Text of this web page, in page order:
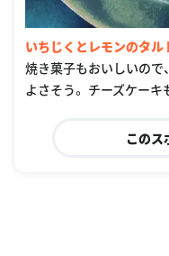
いちじくとレモンのタル
焼き菓子もおいしいので
よさそう。 チーズケーキ
このス